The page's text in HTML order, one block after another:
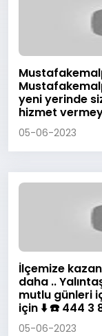
yeni yerinde
hizmet
05-06-2023
İlçemize
daha ..
mutlu günleri
için ⬇️ ☎️ 444 3
05-06-2023